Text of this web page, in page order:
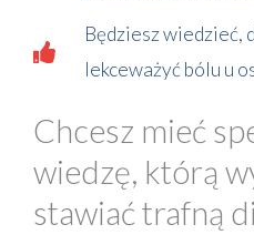
Będziesz wiedzieć,
lekceważyć bólu u
Chcesz mieć
wiedzę, którą
stawiać trafną